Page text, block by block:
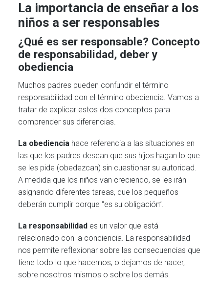
La importancia de enseñar a los
niños a ser responsables
¿Qué es ser responsable? Concepto
de responsabilidad, deber y
obediencia
Muchos padres pueden confundir el término
responsabilidad con el término obediencia. Vamos a
tratar de explicar estos dos conceptos para
comprender sus diferencias.
La obediencia hace referencia a las situaciones en
las que los padres desean que sus hijos hagan lo que
se les pide (obedezcan) sin cuestionar su autoridad.
A medida que los niños van creciendo, se les irán
asignando diferentes tareas, que los pequeños
deberán cumplir porque “es su obligación”.
La responsabilidad es un valor que está
relacionado con la conciencia. La responsabilidad
nos permite reflexionar sobre las consecuencias que
tiene todo lo que hacemos, o dejamos de hacer,
sobre nosotros mismos o sobre los demás.